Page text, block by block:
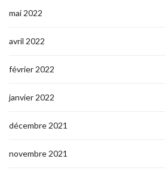
mai 2022
avril 2022
février 2022
janvier 2022
décembre 2021
novembre 2021